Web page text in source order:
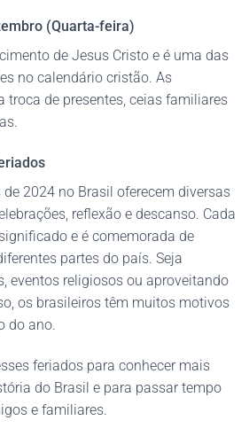
(Quarta-feira)
de Jesus Cristo e é uma das
no calendário cristão. As
troca de presentes, ceias familiares
2024 no Brasil oferecem diversas
reflexão e descanso. Cada
e é comemorada de
partes do país. Seja
eventos religiosos ou aproveitando
os brasileiros têm muitos motivos
do ano.
feriados para conhecer mais
do Brasil e para passar tempo
e familiares.